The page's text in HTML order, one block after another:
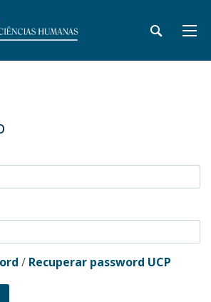
/ Recuperar password UCP